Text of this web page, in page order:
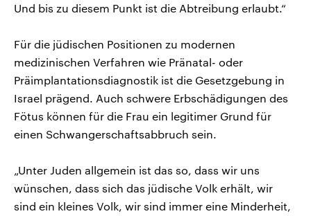
Und bis zu diesem Punkt ist die Abtreibung erlaubt.“
Für die jüdischen Positionen zu modernen
medizinischen Verfahren wie Pränatal- oder
Präimplantationsdiagnostik ist die Gesetzgebung in
Israel prägend. Auch schwere Erbschädigungen des
Fötus können für die Frau ein legitimer Grund für
einen Schwangerschaftsabbruch sein.
„Unter Juden allgemein ist das so, dass wir uns
wünschen, dass sich das jüdische Volk erhält, wir
sind ein kleines Volk, wir sind immer eine Minderheit,